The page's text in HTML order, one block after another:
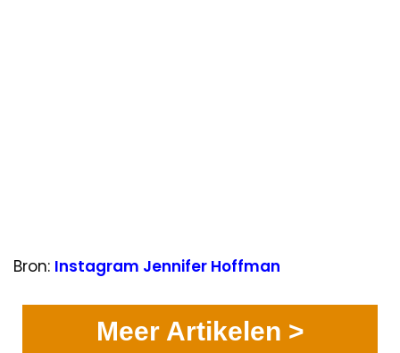
Bron: Instagram Jennifer Hoffman
Meer Artikelen >